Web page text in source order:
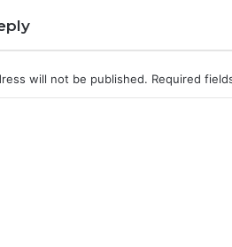
will not be published. Required